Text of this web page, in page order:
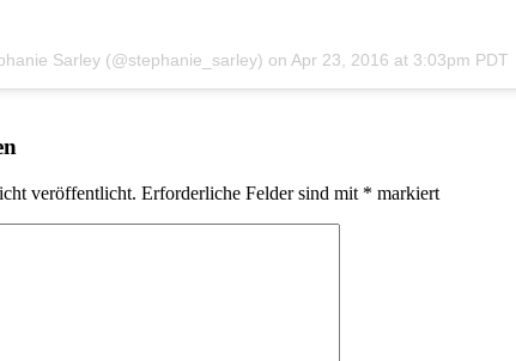
Sarley (@stephanie_sarley) on Apr 23, 2016 at 3:03pm PDT
veröffentlicht. Erforderliche Felder sind mit * markiert